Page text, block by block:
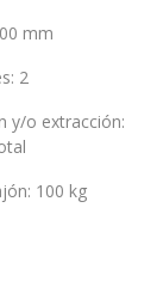
mm
: 2
y/o extracción:
: 100 kg